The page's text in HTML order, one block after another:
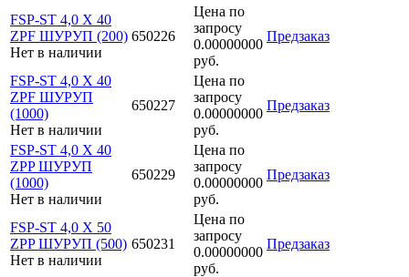
FSP-ST 4,0 X 40
ZPF ШУРУП (200)
Нет в наличии
650226
Цена по
запросу
0.00000000
руб.
Предзаказ
FSP-ST 4,0 X 40
ZPF ШУРУП
(1000)
Нет в наличии
650227
Цена по
запросу
0.00000000
руб.
Предзаказ
FSP-ST 4,0 X 40
ZPP ШУРУП
(1000)
Нет в наличии
650229
Цена по
запросу
0.00000000
руб.
Предзаказ
FSP-ST 4,0 X 50
ZPP ШУРУП (500)
Нет в наличии
650231
Цена по
запросу
0.00000000
руб.
Предзаказ